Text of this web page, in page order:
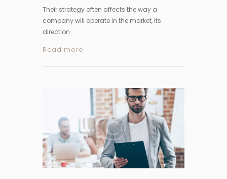
Their strategy often affects the way a
company will operate in the market, its
direction
Read more